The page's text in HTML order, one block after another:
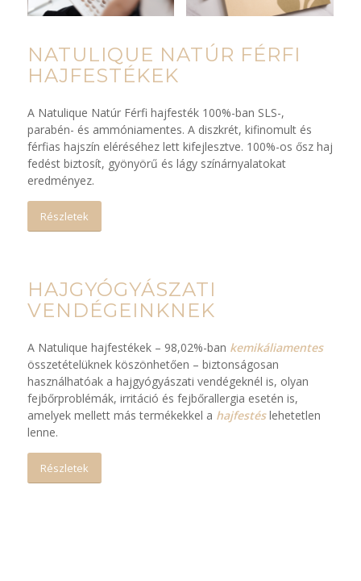
NATULIQUE NATÚR FÉRFI
HAJFESTÉKEK
A Natulique Natúr Férfi hajfesték 100%-ban SLS-,
parabén- és ammóniamentes. A diszkrét, kifinomult és
férfias hajszín eléréséhez lett kifejlesztve. 100%-os ősz haj
fedést biztosít, gyönyörű és lágy színárnyalatokat
eredményez.
Részletek
HAJGYÓGYÁSZATI
VENDÉGEINKNEK
A Natulique hajfestékek – 98,02%-ban kemikáliamentes
összetételüknek köszönhetően – biztonságosan
használhatóak a hajgyógyászati vendégeknél is, olyan
fejbőrproblémák, irritáció és fejbőrallergia esetén is,
amelyek mellett más termékekkel a hajfestés lehetetlen
lenne.
Részletek